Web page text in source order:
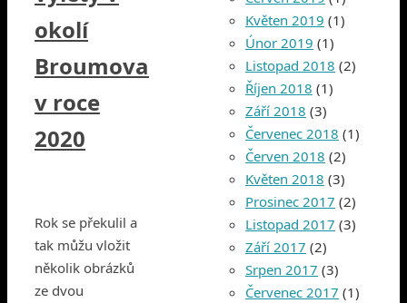
okolí
Broumova
v roce
2020
Rok se překulil a
tak můžu vložit
několik obrázků
ze dvou
Květen 2019 (1)
Únor 2019 (1)
Listopad 2018 (2)
Říjen 2018 (1)
Září 2018 (3)
Červenec 2018 (1)
Červen 2018 (2)
Květen 2018 (3)
Prosinec 2017 (2)
Listopad 2017 (3)
Září 2017 (2)
Srpen 2017 (3)
Červenec 2017 (1)